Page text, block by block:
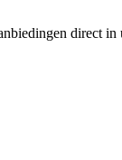
direct